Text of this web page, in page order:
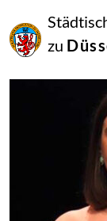
zu
September
2023
Manfred Hill